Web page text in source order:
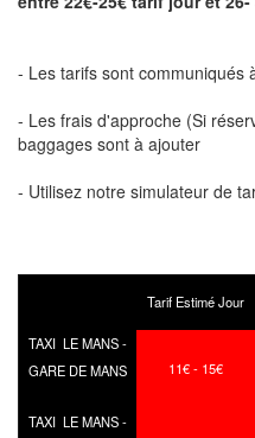
- Les tarifs sont communiqués
- Les frais d'approche (Si
baggages sont à ajouter
- Utilisez notre simulateur de
Tarif Estimé Jour
TAXI LE MANS -
GARE DE MANS
11€ - 15€
TAXI LE MANS -